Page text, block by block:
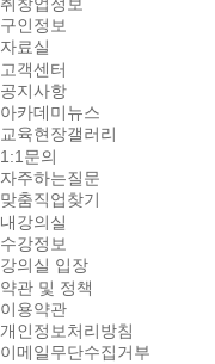
구인정보
자료실
고객센터
공지사항
아카데미뉴스
교육현장갤러리
1:1문의
자주하는질문
맞춤직업찾기
내강의실
수강정보
강의실 입장
약관 및 정책
이용약관
개인정보처리방침
이메일무단수집거부